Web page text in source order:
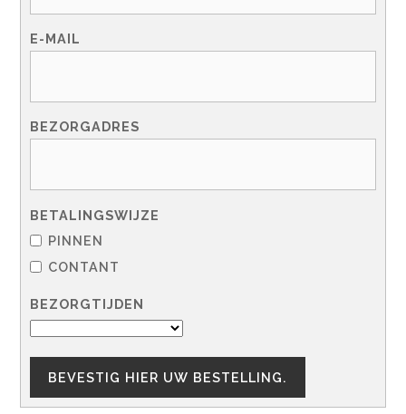
E-MAIL
BEZORGADRES
BETALINGSWIJZE
PINNEN
CONTANT
BEZORGTIJDEN